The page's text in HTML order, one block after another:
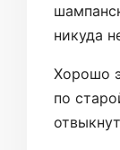
никуда
Хорошо
по